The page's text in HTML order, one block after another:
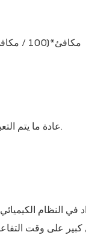
كمية TDI = (فهرس TDI / 100)*TDI مكافئ*(100 / مكافئ بوليول+محتوى الماء / مكافئ الماء)
محتوى NCO: محتوى مجموعات الإيزوسيانات (NCO) ، عادة ما يتم التعبير عنه كنسبة مئوية.
في النظام